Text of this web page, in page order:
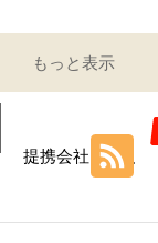
もっと表示
提携会社